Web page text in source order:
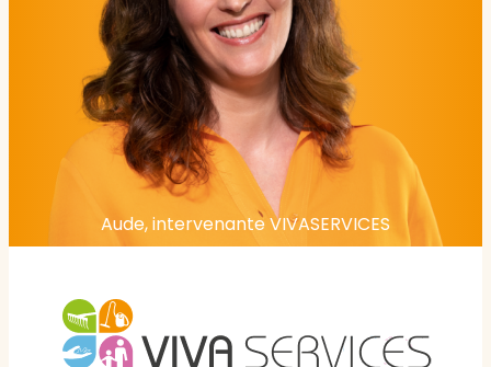
Aude, intervenante VIVASERVICES